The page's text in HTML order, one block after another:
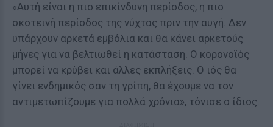
«Αυτή είναι η πιο επικίνδυνη περίοδος, η πιο
σκοτεινή περίοδος της νύχτας πριν την αυγή. Δεν
υπάρχουν αρκετά εμβόλια και θα κάνει αρκετούς
μήνες για να βελτιωθεί η κατάσταση. Ο κορονοϊός
μπορεί να κρύβει και άλλες εκπλήξεις. Ο ιός θα
γίνει ενδημικός σαν τη γρίπη, θα έχουμε να τον
αντιμετωπίζουμε για πολλά χρόνια», τόνισε ο ίδιος.